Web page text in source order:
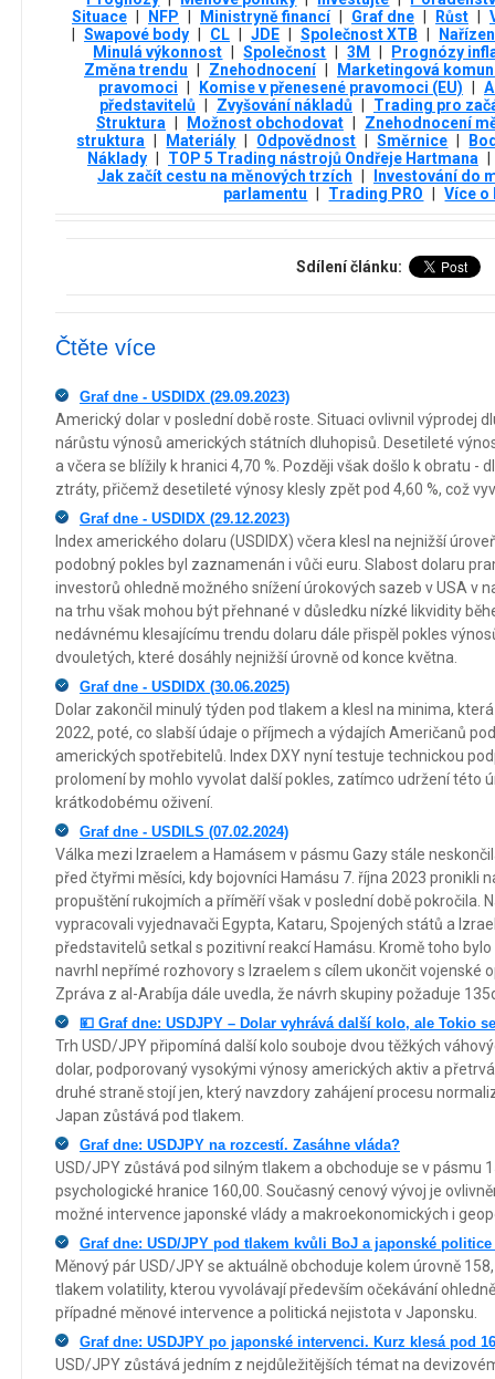
Situace
NFP Ministryně financí Graf dne Růst
Swapové body CL JDE Společnost XTB
Minulá výkonnost
Společnost 3М
Prognózy
Změna trendu
Znehodnocení
Marketingová
pravomoci
Komise v přenesené pravomoci (EU)
představitelů
Zvyšování nákladů
Trading pro
Struktura
Možnost obchodovat
Znehodnocení
struktura
Materiály Odpovědnost Směrnice
Náklady
TOP 5 Trading nástrojů Ondřeje Hartmana
Jak začít cestu na měnových trzích
Investování do
parlamentu
Trading PRO Více o
Sdílení článku:
Čtěte více
Graf dne - USDIDX (29.09.2023)
Americký dolar v poslední době roste. Situaci ovlivnil výprodej
nárůstu výnosů amerických státních dluhopisů. Desetileté
a včera se blížily k hranici 4,70 %. Později však došlo k obratu -
ztráty, přičemž desetileté výnosy klesly zpět pod 4,60 %, což
Graf dne - USDIDX (29.12.2023)
Index amerického dolaru (USDIDX) včera klesl na nejnižší
podobný pokles byl zaznamenán i vůči euru. Slabost dolaru
investorů ohledně možného snížení úrokových sazeb v USA v
na trhu však mohou být přehnané v důsledku nízké likvidity
nedávnému klesajícímu trendu dolaru dále přispěl pokles
dvouletých, které dosáhly nejnižší úrovně od konce května.
Graf dne - USDIDX (30.06.2025)
Dolar zakončil minulý týden pod tlakem a klesl na minima,
2022, poté, co slabší údaje o příjmech a výdajích Američanů
amerických spotřebitelů. Index DXY nyní testuje technickou
prolomení by mohlo vyvolat další pokles, zatímco udržení této
krátkodobému oživení.
Graf dne - USDILS (07.02.2024)
Válka mezi Izraelem a Hamásem v pásmu Gazy stále
před čtyřmi měsíci, kdy bojovníci Hamásu 7. října 2023 pronikli
propuštění rukojmích a příměří však v poslední době pokročila.
vypracovali vyjednavači Egypta, Kataru, Spojených států a
představitelů setkal s pozitivní reakcí Hamásu. Kromě toho
navrhl nepřímé rozhovory s Izraelem s cílem ukončit vojenské
Zpráva z al-Arabíja dále uvedla, že návrh skupiny požaduje
💴 Graf dne: USDJPY – Dolar vyhrává další kolo, ale Tokio
Trh USD/JPY připomíná další kolo souboje dvou těžkých
dolar, podporovaný vysokými výnosy amerických aktiv a
druhé straně stojí jen, který navzdory zahájení procesu
Japan zůstává pod tlakem.
Graf dne: USDJPY na rozcestí. Zasáhne vláda?
USD/JPY zůstává pod silným tlakem a obchoduje se v pásmu
psychologické hranice 160,00. Současný cenový vývoj je
možné intervence japonské vlády a makroekonomických i
Graf dne: USD/JPY pod tlakem kvůli BoJ a japonské politice
Měnový pár USD/JPY se aktuálně obchoduje kolem úrovně
tlakem volatility, kterou vyvolávají především očekávání
případné měnové intervence a politická nejistota v Japonsku.
Graf dne: USDJPY po japonské intervenci. Kurz klesá pod
USD/JPY zůstává jedním z nejdůležitějších témat na